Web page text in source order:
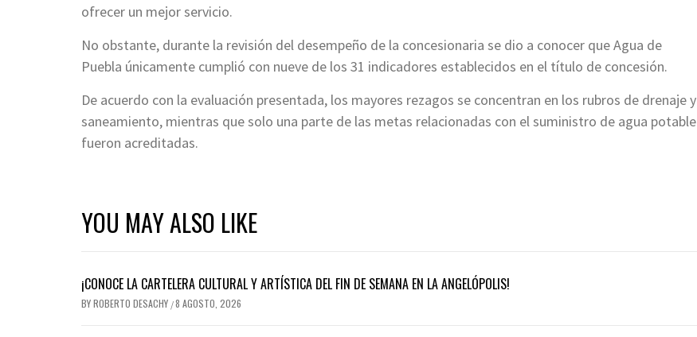
ofrecer un mejor servicio.
No obstante, durante la revisión del desempeño de la concesionaria se dio a conocer que Agua de
Puebla únicamente cumplió con nueve de los 31 indicadores establecidos en el título de concesión.
De acuerdo con la evaluación presentada, los mayores rezagos se concentran en los rubros de drenaje y
saneamiento, mientras que solo una parte de las metas relacionadas con el suministro de agua potable
fueron acreditadas.
YOU MAY ALSO LIKE
¡CONOCE LA CARTELERA CULTURAL Y ARTÍSTICA DEL FIN DE SEMANA EN LA ANGELÓPOLIS!
BYROBERTO DESACHY /8 AGOSTO, 2026